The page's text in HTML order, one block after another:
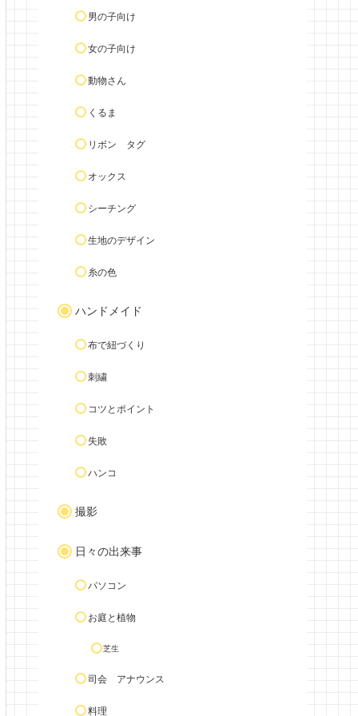
男の子向け
女の子向け
動物さん
くるま
リボン タグ
オックス
シーチング
生地のデザイン
糸の色
ハンドメイド
布で紐づくり
刺繍
コツとポイント
失敗
ハンコ
撮影
日々の出来事
パソコン
お庭と植物
芝生
司会 アナウンス
料理